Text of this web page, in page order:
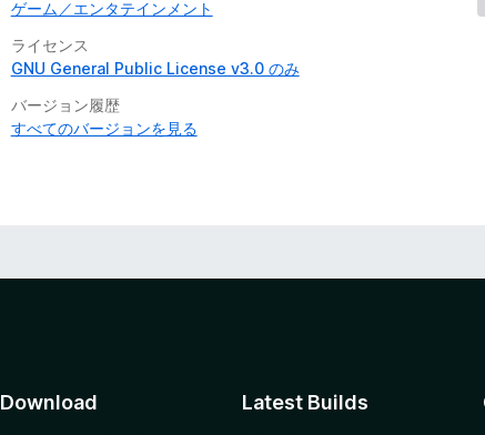
ゲーム／エンタテインメント
ライセンス
GNU General Public License v3.0 のみ
バージョン履歴
すべてのバージョンを見る
Download
Latest Builds